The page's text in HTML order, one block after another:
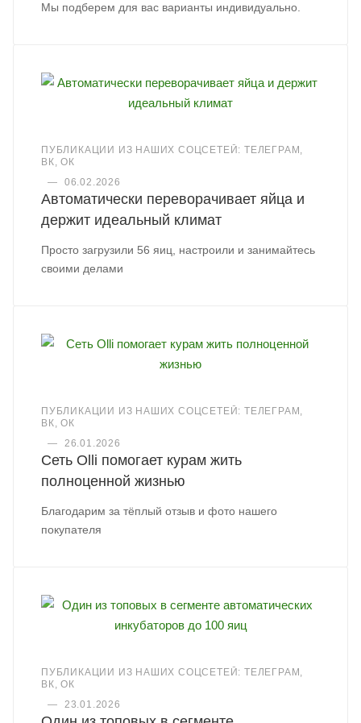
Мы подберем для вас варианты индивидуально.
ПУБЛИКАЦИИ ИЗ НАШИХ СОЦСЕТЕЙ: ТЕЛЕГРАМ,
ВК, ОК
—
06.02.2026
Автоматически переворачивает яйца и
держит идеальный климат
Просто загрузили 56 яиц, настроили и занимайтесь
своими делами
ПУБЛИКАЦИИ ИЗ НАШИХ СОЦСЕТЕЙ: ТЕЛЕГРАМ,
ВК, ОК
—
26.01.2026
Сеть Olli помогает курам жить
полноценной жизнью
Благодарим за тёплый отзыв и фото нашего
покупателя
ПУБЛИКАЦИИ ИЗ НАШИХ СОЦСЕТЕЙ: ТЕЛЕГРАМ,
ВК, ОК
—
23.01.2026